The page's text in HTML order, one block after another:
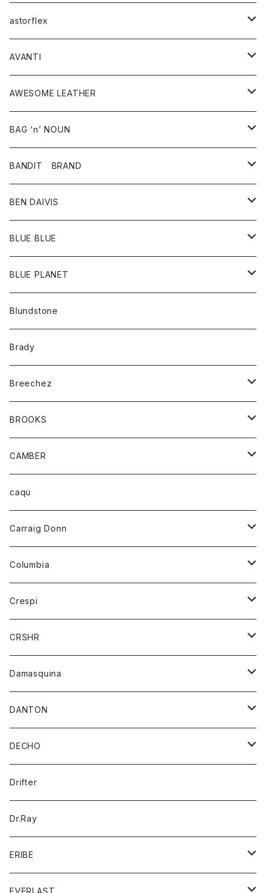
スカート
バッグ
シューズ
アクセサリー
その他雑貨
コート
ジャケット
トップス
ベスト
シャツ
ワンピース
ボトム
スカート
パンツ
グッズ
靴
アクセサリー
ウォレット
バッグ
astorflex
グッズ
靴
AVANTI
シャツ
AWESOME LEATHER
アウター
革ジャケット
BAG ‘n’ NOUN
アクセサリー
バッグ
ポーチ
BANDIT BRAND
トップス
Ｔシャツ
BEN DAIVIS
ポトム
パンツ
BLUE BLUE
アウター
カーディガン
コート
アクセサリー
バッグ
ベルト
キッズ
Tシャツ
グッズ
アンダーウェアー
カードホルダー
チーフ
バンダナ
トップス
カーディガン
トレーナー
パーカー
ボトム
オーバーオール
ショートパンツ
レディース
オーバーオール
カーディガン
Tシャツ
パーカー
BLUE PLANET
サングラス
Blundstone
Brady
Breechez
シャツ
BROOKS
グッズ
靴
CAMBER
トップス
ハーフスリーブTシャツ
caqu
Carraig Donn
ニット
Columbia
アウター
ジャケット
Crespi
ジャケット
ワンピース
ブラウス
CRSHR
キャップ
Damasquina
ウォレット
カードケース
バッグ
DANTON
アウター
コート
ジャケット
アクセサリー
バッグ
キッズ
シャツ
Tシャツ
グッズ
帽子
トップス
DECHO
帽子
Drifter
Dr.Ray
ERIBE
ニット
EVERLAST